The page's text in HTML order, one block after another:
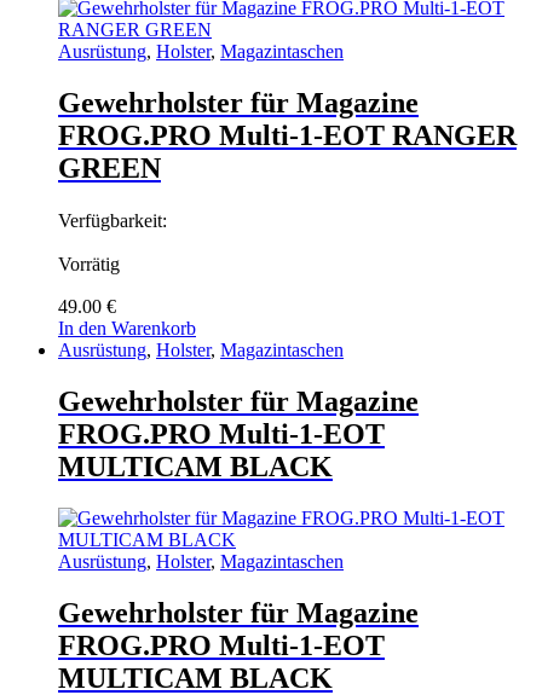
Ausrüstung, Holster, Magazintaschen
Gewehrholster für Magazine
FROG.PRO Multi-1-EOT RANGER
GREEN
Verfügbarkeit:
Vorrätig
49.00 €
In den Warenkorb
Ausrüstung, Holster, Magazintaschen
Gewehrholster für Magazine
FROG.PRO Multi-1-EOT
MULTICAM BLACK
Ausrüstung, Holster, Magazintaschen
Gewehrholster für Magazine
FROG.PRO Multi-1-EOT
MULTICAM BLACK